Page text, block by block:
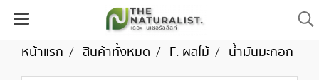
หน้าแรก สินค้าทั้งหมด F. ผลไม้ น้ำมันมะกอก